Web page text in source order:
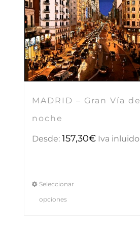
MADRID – Gran Vía de
noche
Desde: 157,30€ Iva inluido
Seleccionar
opciones